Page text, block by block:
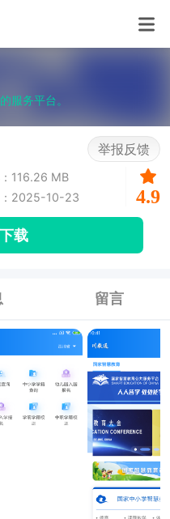
服务平台。
举报反馈
116.26 MB
：2025-10-23 4.9
载
留言